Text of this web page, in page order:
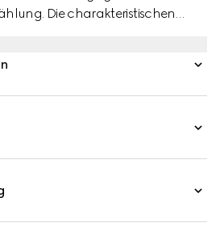
Die charakteristischen